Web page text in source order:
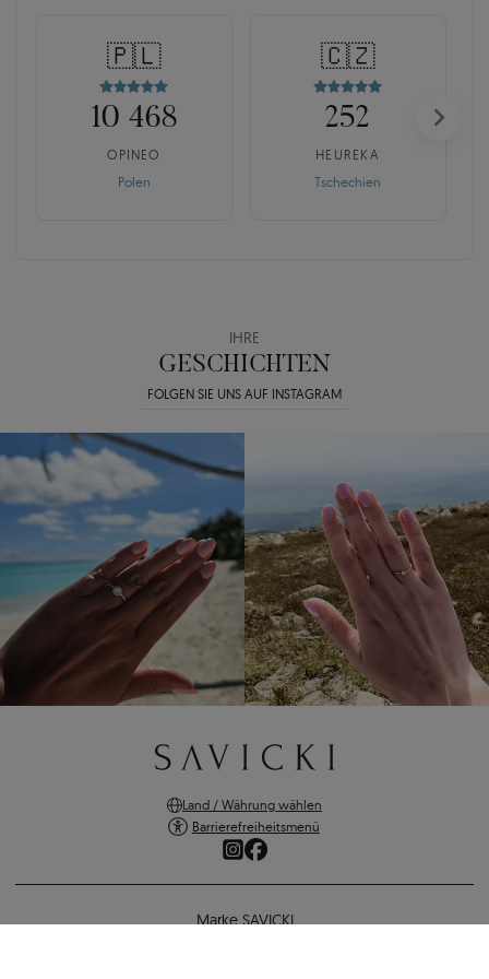
🇵🇱
10 468
OPINEO
Polen
🇨🇿
252
HEUREKA
Tschechien
IHRE
GESCHICHTEN
FOLGEN SIE UNS AUF INSTAGRAM
Land / Währung wählen
Barrierefreiheitsmenü
Marke SAVICKI